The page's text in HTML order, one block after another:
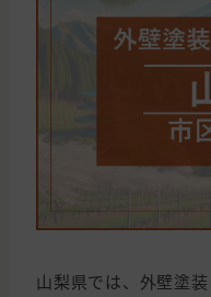
山梨県では、外壁塗